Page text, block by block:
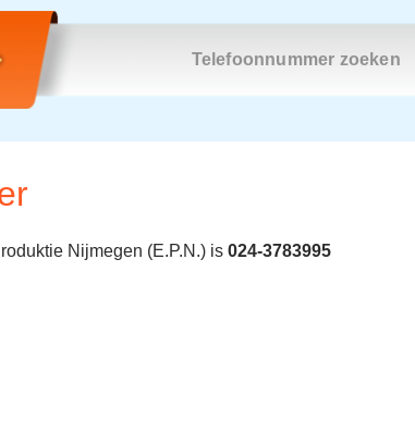
Telefoonnummer zoeken
Nijmegen (E.P.N.) is 024-3783995